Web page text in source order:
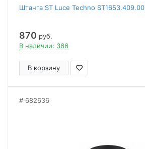
Штанга ST Luce Techno ST1653.409.00
870 руб.
В наличии: 366
В корзину
682636